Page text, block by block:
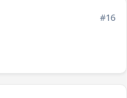
#16